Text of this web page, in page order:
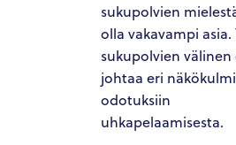
sukupolvien
olla vakavampi asia.
sukupolvien välinen
johtaa eri
odotuksiin
uhkapelaamisesta.